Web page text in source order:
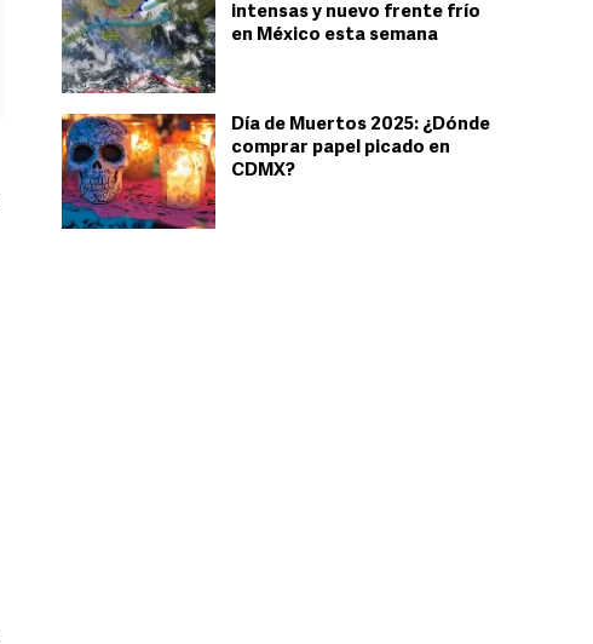
intensas y nuevo frente frío
en México esta semana
Día de Muertos 2025: ¿Dónde
comprar papel picado en
CDMX?